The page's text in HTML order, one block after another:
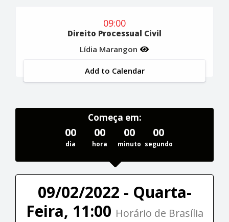
09:00
Direito Processual Civil
Lídia Marangon
Add to Calendar
Começa em:
00
dia
00
hora
00
minuto
00
segundo
09/02/2022 - Quarta-
Feira, 11:00 Horário de Brasília